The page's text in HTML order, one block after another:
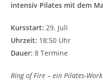
intensiv Pilates mit dem
Kursstart: 29. Juli
Uhrzeit: 18:50 Uhr
Dauer: 8 Termine
Ring of Fire – ein Pilates-